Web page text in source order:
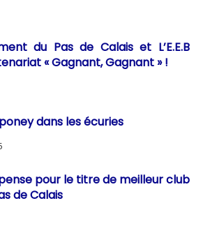
du Pas de Calais et L’E.E.B
« Gagnant, Gagnant » !
dans les écuries
pour le titre de meilleur club
de Calais